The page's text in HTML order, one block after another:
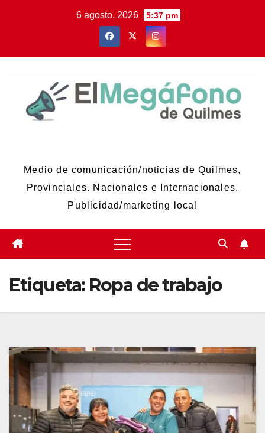
6 agosto, 2026 5:37 pm
Medio de comunicación/noticias de Quilmes,
Provinciales. Nacionales e Internacionales.
Publicidad/marketing local
Etiqueta: Ropa de trabajo